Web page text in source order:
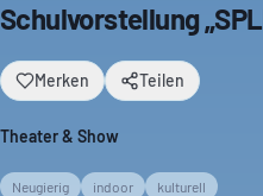
Schulvorstellung
Merken Teilen
Theater & Show
Neugierig indoor kulturell